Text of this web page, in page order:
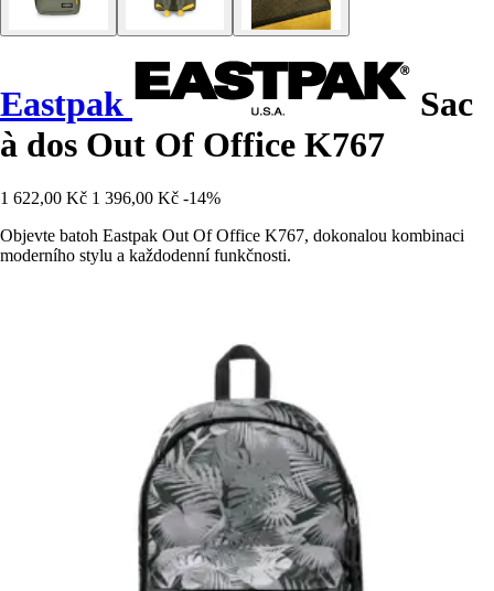
Eastpak
Sac
à dos Out Of Office K767
1 622,00 Kč 1 396,00 Kč -14%
Objevte batoh Eastpak Out Of Office K767, dokonalou kombinaci
moderního stylu a každodenní funkčnosti.